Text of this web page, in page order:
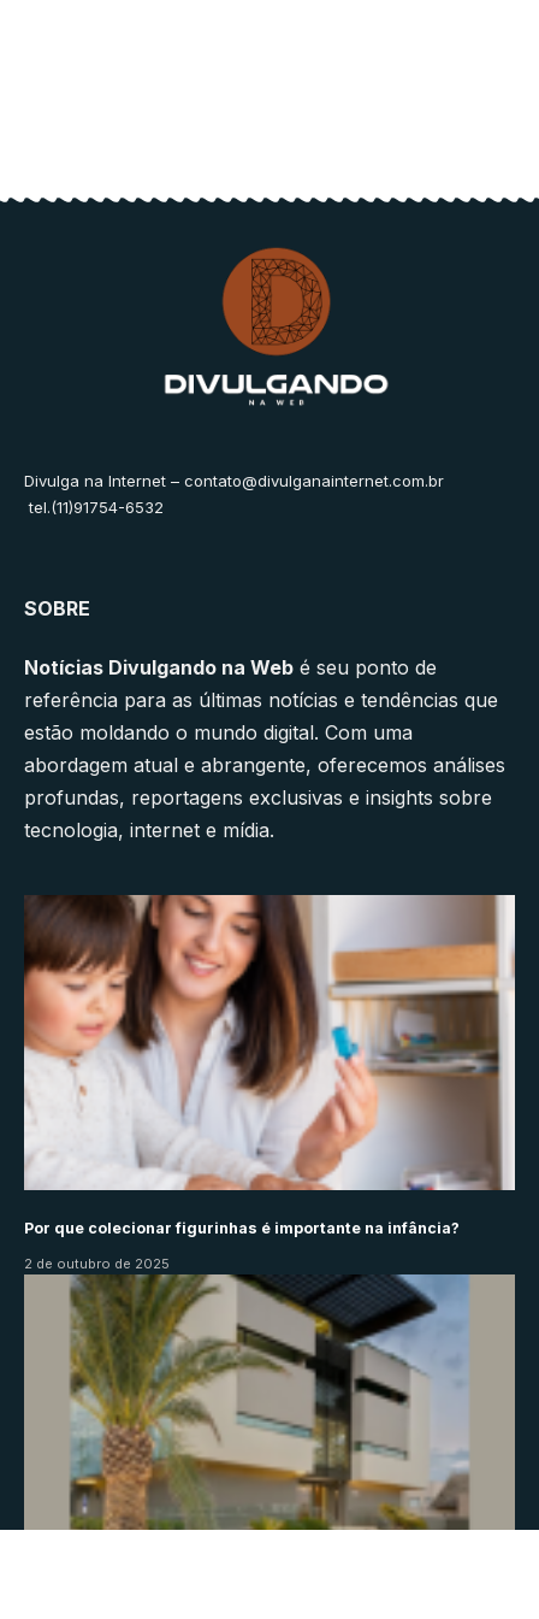
Divulga na Internet – contato@divulganainternet.com.br
tel.(11)91754-6532
SOBRE
Notícias Divulgando na Web é seu ponto de
referência para as últimas notícias e tendências que
estão moldando o mundo digital. Com uma
abordagem atual e abrangente, oferecemos análises
profundas, reportagens exclusivas e insights sobre
tecnologia, internet e mídia.
Por que colecionar figurinhas é importante na infância?
2 de outubro de 2025